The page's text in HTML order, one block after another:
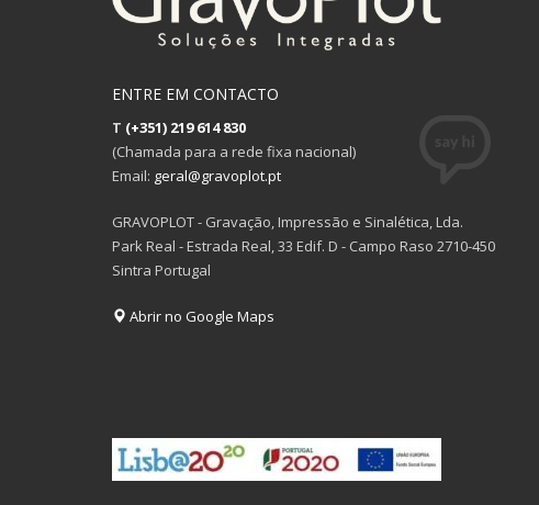
ENTRE EM CONTACTO
T (+351) 219 614 830
(Chamada para a rede fixa nacional)
Email: geral@gravoplot.pt
GRAVOPLOT - Gravação, Impressão e Sinalética, Lda.
Park Real - Estrada Real, 33 Edif. D - Campo Raso 2710-450
Sintra Portugal
Abrir no Google Maps